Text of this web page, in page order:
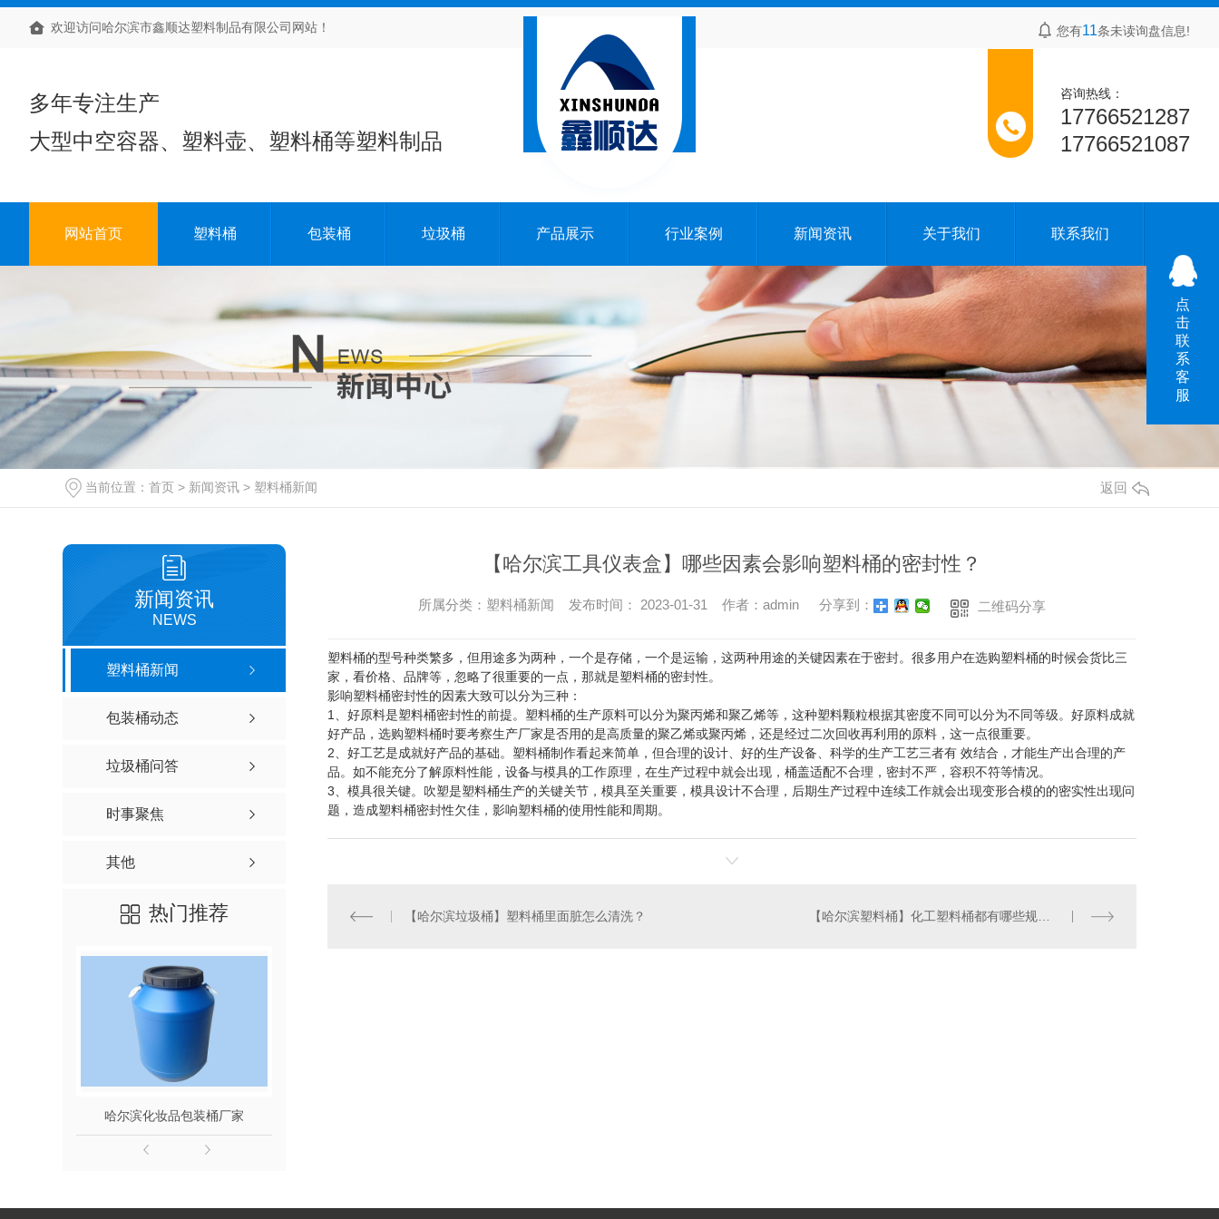
欢迎访问哈尔滨市鑫顺达塑料制品有限公司网站！ 您有11条未读询盘信息!
多年专注生产
大型中空容器、塑料壶、塑料桶等塑料制品
咨询热线：
17766521287
17766521087
网站首页 塑料桶 包装桶 垃圾桶 产品展示 行业案例 新闻资讯 关于我们 联系我们
当前位置： 首页 > 新闻资讯 > 塑料桶新闻 返回
新闻资讯
NEWS
塑料桶新闻
包装桶动态
垃圾桶问答
时事聚焦
其他
热门推荐
哈尔滨化妆品包装桶厂家
【哈尔滨工具仪表盒】哪些因素会影响塑料桶的密封性？
所属分类：塑料桶新闻 发布时间： 2023-01-31 作者：admin 分享到： 二维码分享
塑料桶的型号种类繁多，但用途多为两种，一个是存储，一个是运输，这两种用途的关键因素在于密封。很多用户在选购塑料桶的时候会货比三
家，看价格、品牌等，忽略了很重要的一点，那就是塑料桶的密封性。
影响塑料桶密封性的因素大致可以分为三种：
1、好原料是塑料桶密封性的前提。塑料桶的生产原料可以分为聚丙烯和聚乙烯等，这种塑料颗粒根据其密度不同可以分为不同等级。好原料成就
好产品，选购塑料桶时要考察生产厂家是否用的是高质量的聚乙烯或聚丙烯，还是经过二次回收再利用的原料，这一点很重要。
2、好工艺是成就好产品的基础。塑料桶制作看起来简单，但合理的设计、好的生产设备、科学的生产工艺三者有 效结合，才能生产出合理的产
品。如不能充分了解原料性能，设备与模具的工作原理，在生产过程中就会出现，桶盖适配不合理，密封不严，容积不符等情况。
3、模具很关键。吹塑是塑料桶生产的关键关节，模具至关重要，模具设计不合理，后期生产过程中连续工作就会出现变形合模的的密实性出现问
题，造成塑料桶密封性欠佳，影响塑料桶的使用性能和周期。
【哈尔滨垃圾桶】塑料桶里面脏怎么清洗？ 【哈尔滨塑料桶】化工塑料桶都有哪些规格？
点
击
联
系
客
服